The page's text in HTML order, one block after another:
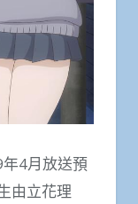
4月放送預
由立花理